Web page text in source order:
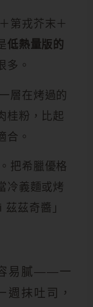
第戎芥末＋
低熱量版的
多。
層在烤過的
桂粉，比起
合。
把希臘優格
冷義麵或烤
茲奇醬」
易膩——一
週抹吐司，